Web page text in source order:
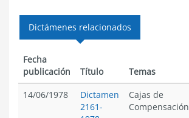
Dictámenes relacionados
Fecha
publicación
Título Temas
14/06/1978
Dictamen
2161-
Cajas de
Compensación